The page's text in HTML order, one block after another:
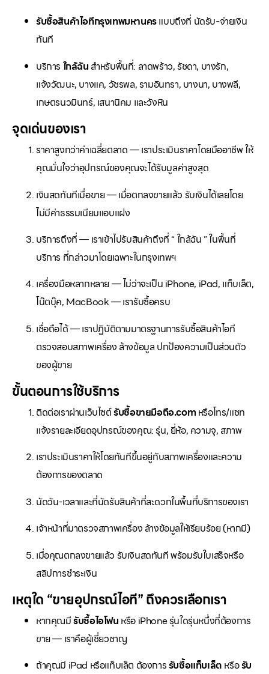
รับซื้อสินค้าไอทีกรุงเทพมหานครแบบถึงที่ นัดรับ-จ่ายเงิน
ทันที
บริการ ใกล้ฉัน สำหรับพื้นที่: ลาดพร้าว, รัชดา, บางรัก,
แจ้งวัฒนะ, บางแค, วัชรพล, รามอินทรา, บางนา, บางพลี,
เกษตรนวมินทร์, เสนานิคม และวังหิน
จุดเด่นของเรา
ราคาสูงกว่าค่าเฉลี่ยตลาด — เราประเมินราคาโดยมืออาชีพ ให้
คุณมั่นใจว่าอุปกรณ์ของคุณจะได้รับมูลค่าสูงสุด
เงินสดทันทีเมื่อขาย — เมื่อตกลงขายแล้ว รับเงินได้เลยโดย
ไม่มีค่าธรรมเนียมแอบแฝง
บริการถึงที่ — เราเข้าไปรับสินค้าถึงที่ “ ใกล้ฉัน ” ในพื้นที่
บริการ ที่กล่าวมาโดยเฉพาะในกรุงเทพฯ
เครื่องมือหลากหลาย — ไม่ว่าจะเป็น iPhone, iPad, แท็บเล็ต,
โน๊ตบุ๊ค, MacBook — เรารับซื้อครบ
เชื่อถือได้ — เราปฏิบัติตามมาตรฐานการรับซื้อสินค้าไอที
ตรวจสอบสภาพเครื่อง ล้างข้อมูล ปกป้องความเป็นส่วนตัว
ของผู้ขาย
ขั้นตอนการใช้บริการ
ติดต่อเราผ่านเว็บไซต์รับซื้อขายมือถือ.com หรือโทร/แชท
แจ้งรายละเอียดอุปกรณ์ของคุณ: รุ่น, ยี่ห้อ, ความจุ, สภาพ
เราประเมินราคาให้โดยทันทีขึ้นอยู่กับสภาพเครื่องและความ
ต้องการของตลาด
นัดวัน-เวลาและที่นัดรับสินค้าที่สะดวกในพื้นที่บริการของเรา
เจ้าหน้าที่มาตรวจสภาพเครื่อง ล้างข้อมูลให้เรียบร้อย (หากมี)
เมื่อคุณตกลงขายแล้ว รับเงินสดทันที พร้อมรับใบเสร็จหรือ
สลิปการชำระเงิน
เหตุใด “ขายอุปกรณ์ไอที” ถึงควรเลือกเรา
หากคุณมีรับซื้อไอโฟน หรือ iPhone รุ่นใดรุ่นหนึ่งที่ต้องการ
ขาย — เราคือผู้เชี่ยวชาญ
ถ้าคุณมี iPad หรือแท็บเล็ต ต้องการรับซื้อแท็บเล็ต หรือรับ